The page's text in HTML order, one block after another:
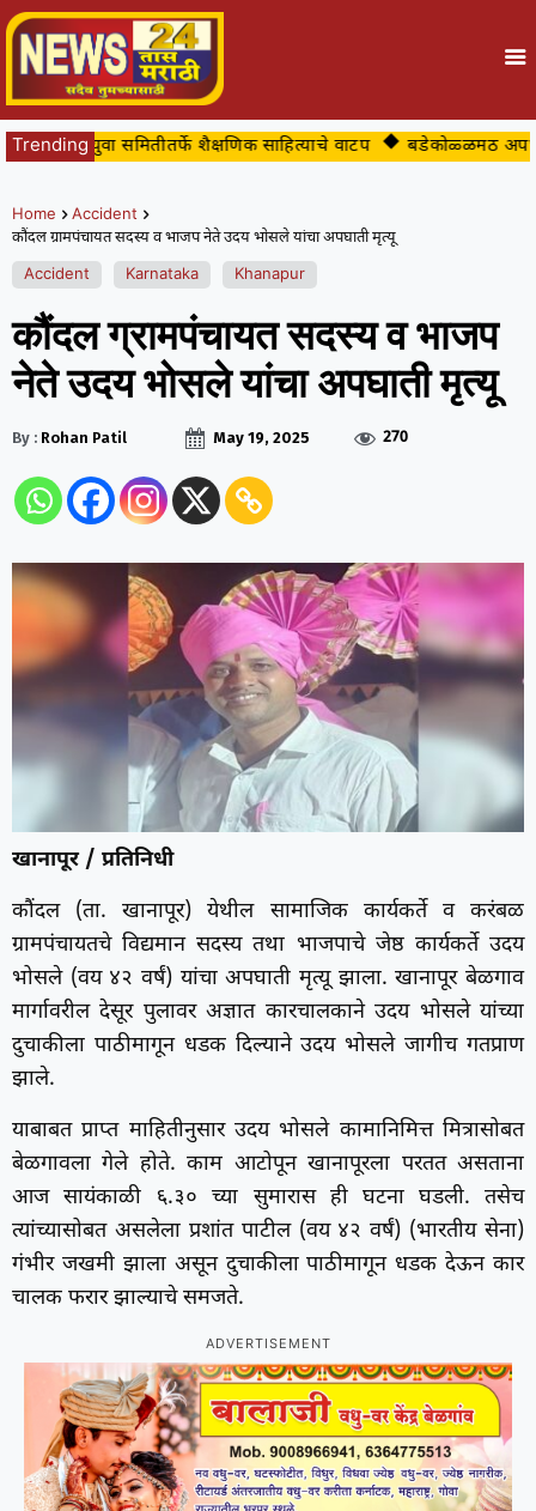
Trending
युवा समितीतर्फे शैक्षणिक साहित्याचे वाटप बडेकोळ्ळमठ
Home
Accident
कौंदल ग्रामपंचायत सदस्य व भाजप नेते उदय भोसले यांचा अपघाती मृत्यू
Accident
Karnataka Khanapur
कौंदल ग्रामपंचायत सदस्य व भाजप
नेते उदय भोसले यांचा अपघाती मृत्यू
By : Rohan Patil May 19, 2025 270
खानापूर / प्रतिनिधी
कौंदल (ता. खानापूर) येथील सामाजिक कार्यकर्ते व करंबळ
ग्रामपंचायतचे विद्यमान सदस्य तथा भाजपाचे जेष्ठ कार्यकर्ते उदय
भोसले (वय ४२ वर्षं) यांचा अपघाती मृत्यू झाला. खानापूर बेळगाव
मार्गावरील देसूर पुलावर अज्ञात कारचालकाने उदय भोसले यांच्या
दुचाकीला पाठीमागून धडक दिल्याने उदय भोसले जागीच गतप्राण
झाले.
याबाबत प्राप्त माहितीनुसार उदय भोसले कामानिमित्त मित्रासोबत
बेळगावला गेले होते. काम आटोपून खानापूरला परतत असताना
आज सायंकाळी ६.३० च्या सुमारास ही घटना घडली. तसेच
त्यांच्यासोबत असलेला प्रशांत‌ पाटील (वय ४२ वर्षं) (भारतीय सेना)
गंभीर जखमी झाला असून दुचाकीला पाठीमागून धडक देऊन कार
चालक फरार झाल्याचे समजते.
ADVERTISEMENT